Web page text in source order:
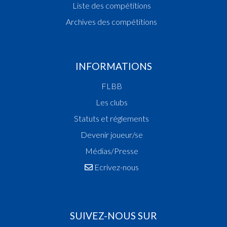
Liste des compétitions
Archives des compétitions
INFORMATIONS
FLBB
Les clubs
Statuts et réglements
Devenir joueur/se
Médias/Presse
Ecrivez-nous
SUIVEZ-NOUS SUR